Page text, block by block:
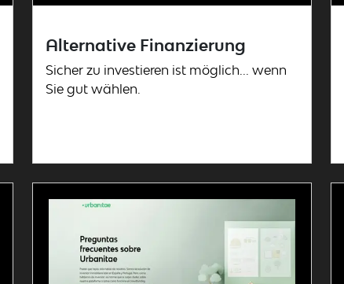
Alternative Finanzierung
Sicher zu investieren ist möglich... wenn
Sie gut wählen.